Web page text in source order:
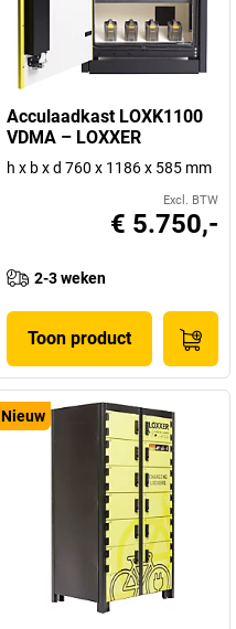
Acculaadkast LOXK1100
VDMA – LOXXER
h x b x d 760 x 1186 x 585 mm
Excl. BTW
€ 5.750,-
2-3 weken
Toon product
Nieuw